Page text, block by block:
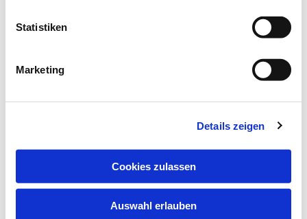
Statistiken
Marketing
Details zeigen
Cookies zulassen
Auswahl erlauben
Freitag, 2. Oktober 2026, 09:00 Uhr